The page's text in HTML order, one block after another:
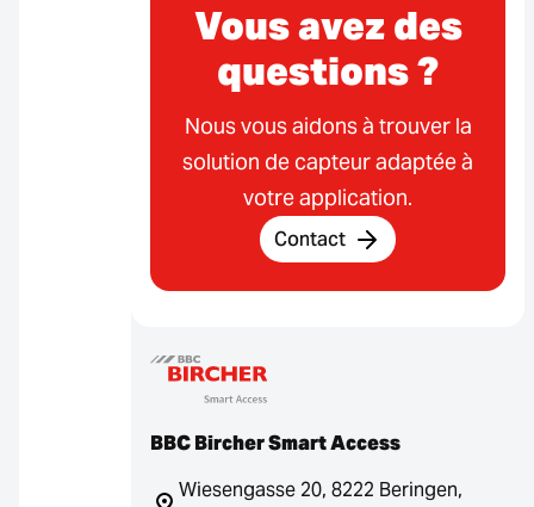
Vous avez des
questions ?
Nous vous aidons à trouver la
solution de capteur adaptée à
votre application.
Contact
BBC Bircher Smart Access
Wiesengasse 20, 8222 Beringen,